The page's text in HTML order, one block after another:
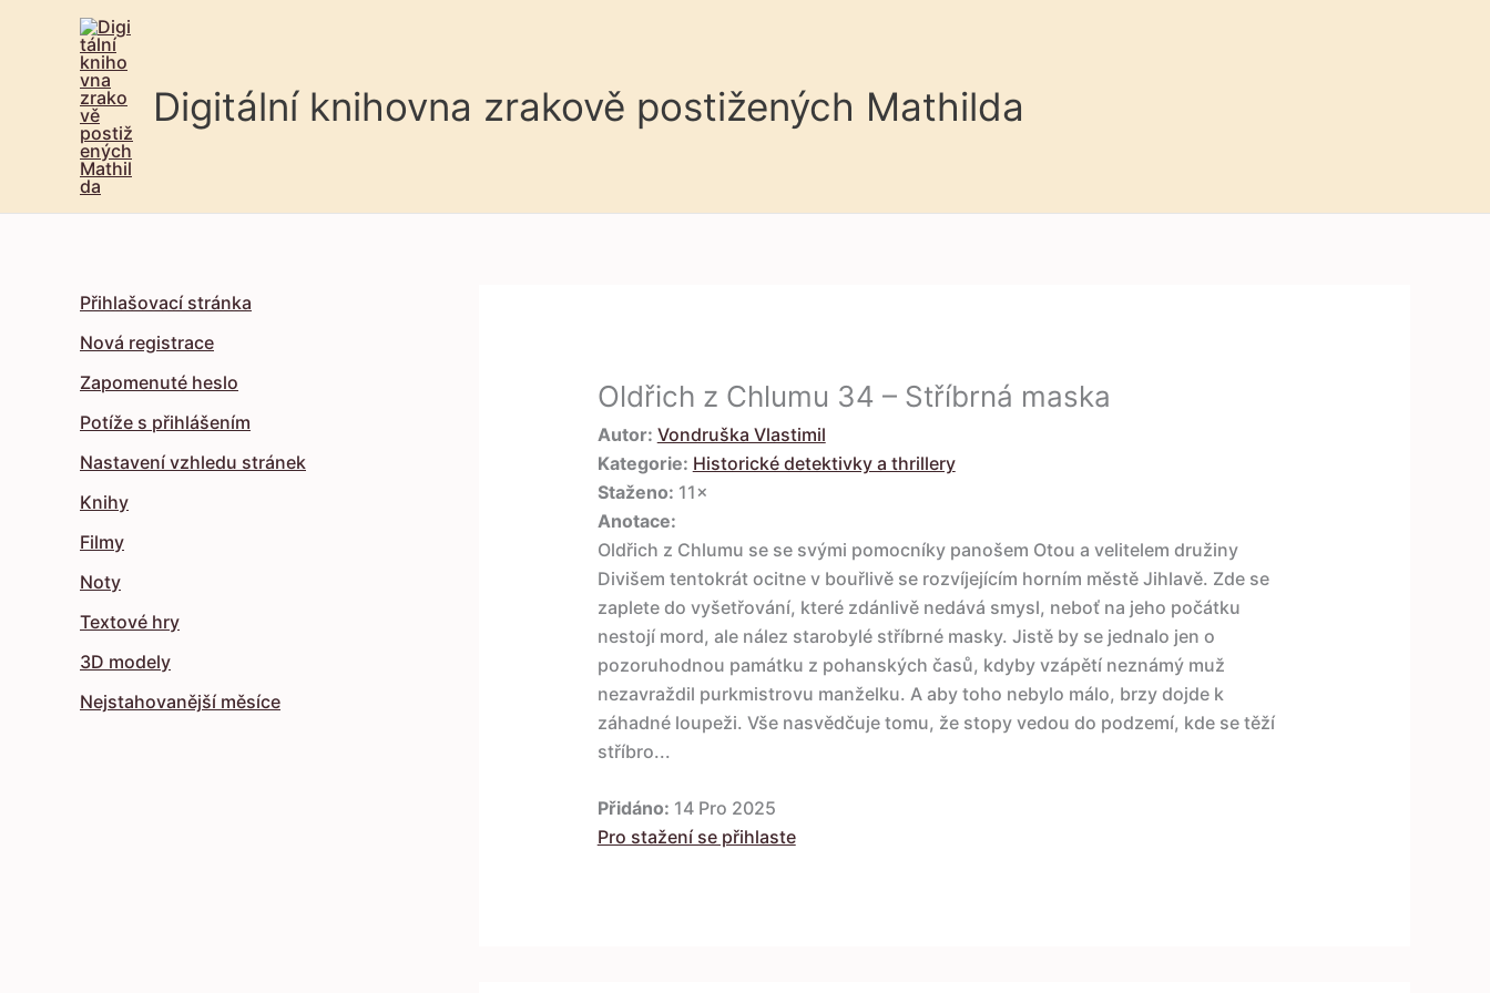
Digitální knihovna zrakově postižených Mathilda
Přihlašovací stránka
Nová registrace
Zapomenuté heslo
Potíže s přihlášením
Nastavení vzhledu stránek
Knihy
Filmy
Noty
Textové hry
3D modely
Nejstahovanější měsíce
Oldřich z Chlumu 34 – Stříbrná maska
Autor: Vondruška Vlastimil
Kategorie: Historické detektivky a thrillery
Staženo: 11×
Anotace:
Oldřich z Chlumu se se svými pomocníky panošem Otou a velitelem družiny
Divišem tentokrát ocitne v bouřlivě se rozvíjejícím horním městě Jihlavě. Zde se
zaplete do vyšetřování, které zdánlivě nedává smysl, neboť na jeho počátku
nestojí mord, ale nález starobylé stříbrné masky. Jistě by se jednalo jen o
pozoruhodnou památku z pohanských časů, kdyby vzápětí neznámý muž
nezavraždil purkmistrovu manželku. A aby toho nebylo málo, brzy dojde k
záhadné loupeži. Vše nasvědčuje tomu, že stopy vedou do podzemí, kde se těží
stříbro...
Přidáno: 14 Pro 2025
Pro stažení se přihlaste